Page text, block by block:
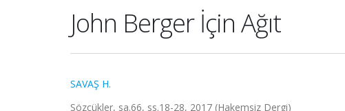
John Berger İçin Ağıt
SAVAŞ H.
Sözcükler, sa.66, ss.18-28, 2017 (Hakemsiz Dergi)